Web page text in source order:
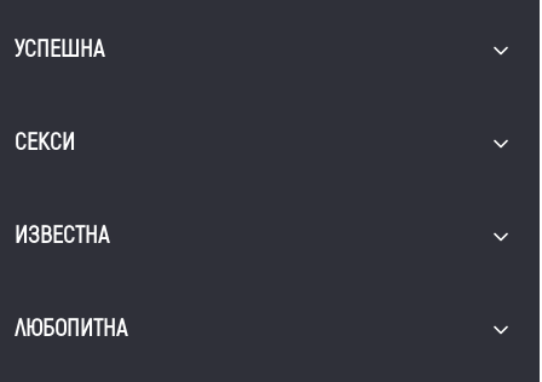
УСПЕШНА
СЕКСИ
ИЗВЕСТНА
ЛЮБОПИТНА